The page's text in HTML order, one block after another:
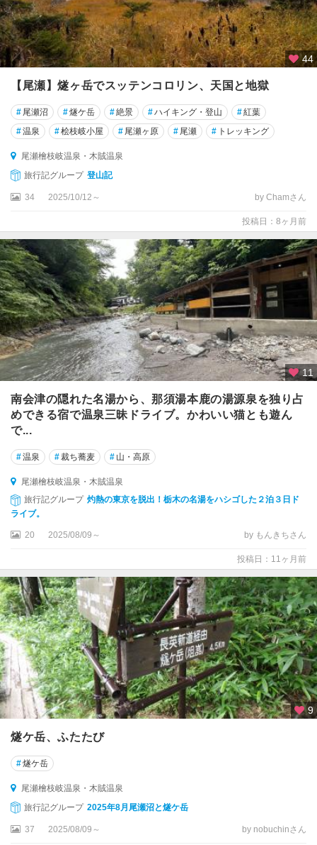
鳥
湖
湯
野
上
泉
郡
山
・
白
河
相
馬
・
い
わ
き
44
【尾瀬】燧ヶ岳でスッテンコロリン、天国と地獄
# 尾瀬沼 #燧ケ岳 #絶景 #ハイキング・登山 #紅葉
#温泉 #桧枝岐小屋 # 尾瀬ヶ原 # 尾瀬 # トレッキング
尾瀬檜枝岐温泉・木賊温泉
旅行記グループ 登山記
34 2025/10/12～ by Chamさん
投稿日：8ヶ月前
11
南会津の隠れた名湯から、那須湯本鹿の湯源泉を独り占
めできる宿で温泉三昧ドライブ。かわいい猫とも遊ん
で...
#温泉 #裁ち蕎麦 # 山・高原
尾瀬檜枝岐温泉・木賊温泉
旅行記グループ 灼熱の東京を脱出！栃木の名湯をハシゴした２泊３日ド
ライブ。
20 2025/08/09～ by もんきちさん
投稿日：11ヶ月前
9
燧ケ岳、ふたたび
#燧ケ岳
尾瀬檜枝岐温泉・木賊温泉
旅行記グループ 2025年8月尾瀬沼と燧ケ岳
37 2025/08/09～ by nobuchinさん